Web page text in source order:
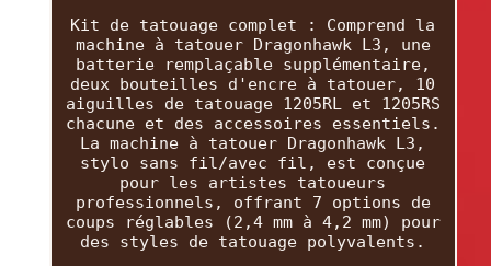
Kit de tatouage complet : Comprend la
machine à tatouer Dragonhawk L3, une
batterie remplaçable supplémentaire,
deux bouteilles d'encre à tatouer, 10
aiguilles de tatouage 1205RL et 1205RS
chacune et des accessoires essentiels.
La machine à tatouer Dragonhawk L3,
stylo sans fil/avec fil, est conçue
pour les artistes tatoueurs
professionnels, offrant 7 options de
coups réglables (2,4 mm à 4,2 mm) pour
des styles de tatouage polyvalents.